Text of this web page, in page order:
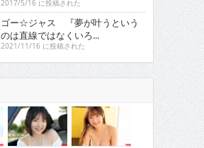
2017/5/16 に投稿された
ゴー☆ジャス 『夢が叶うという
のは直線ではなくいろ...
2021/11/16 に投稿された